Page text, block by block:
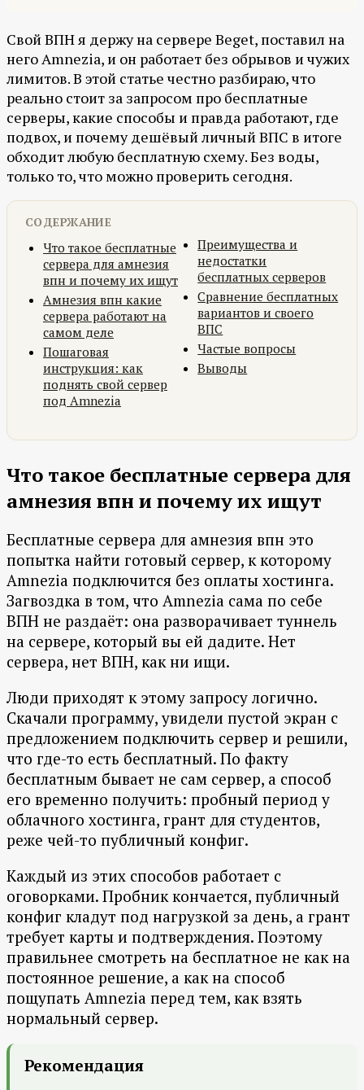
Свой ВПН я держу на сервере Beget, поставил на
него Amnezia, и он работает без обрывов и чужих
лимитов. В этой статье честно разбираю, что
реально стоит за запросом про бесплатные
серверы, какие способы и правда работают, где
подвох, и почему дешёвый личный ВПС в итоге
обходит любую бесплатную схему. Без воды,
только то, что можно проверить сегодня.
СОДЕРЖАНИЕ
Что такое бесплатные
сервера для амнезия
впн и почему их ищут
Амнезия впн какие
сервера работают на
самом деле
Пошаговая
инструкция: как
поднять свой сервер
под Amnezia
Преимущества и
недостатки
бесплатных серверов
Сравнение бесплатных
вариантов и своего
ВПС
Частые вопросы
Выводы
Что такое бесплатные сервера для
амнезия впн и почему их ищут
Бесплатные сервера для амнезия впн это
попытка найти готовый сервер, к которому
Amnezia подключится без оплаты хостинга.
Загвоздка в том, что Amnezia сама по себе
ВПН не раздаёт: она разворачивает туннель
на сервере, который вы ей дадите. Нет
сервера, нет ВПН, как ни ищи.
Люди приходят к этому запросу логично.
Скачали программу, увидели пустой экран с
предложением подключить сервер и решили,
что где-то есть бесплатный. По факту
бесплатным бывает не сам сервер, а способ
его временно получить: пробный период у
облачного хостинга, грант для студентов,
реже чей-то публичный конфиг.
Каждый из этих способов работает с
оговорками. Пробник кончается, публичный
конфиг кладут под нагрузкой за день, а грант
требует карты и подтверждения. Поэтому
правильнее смотреть на бесплатное не как на
постоянное решение, а как на способ
пощупать Amnezia перед тем, как взять
нормальный сервер.
Рекомендация